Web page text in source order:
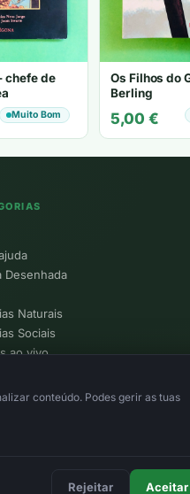
chefe de
Muito Bom
Os Filhos do
Berling
5,00 €
Desenhada
Naturais
Sociais
ao vivo
conteúdo. Podes gerir as tuas
Rejeitar Aceitar